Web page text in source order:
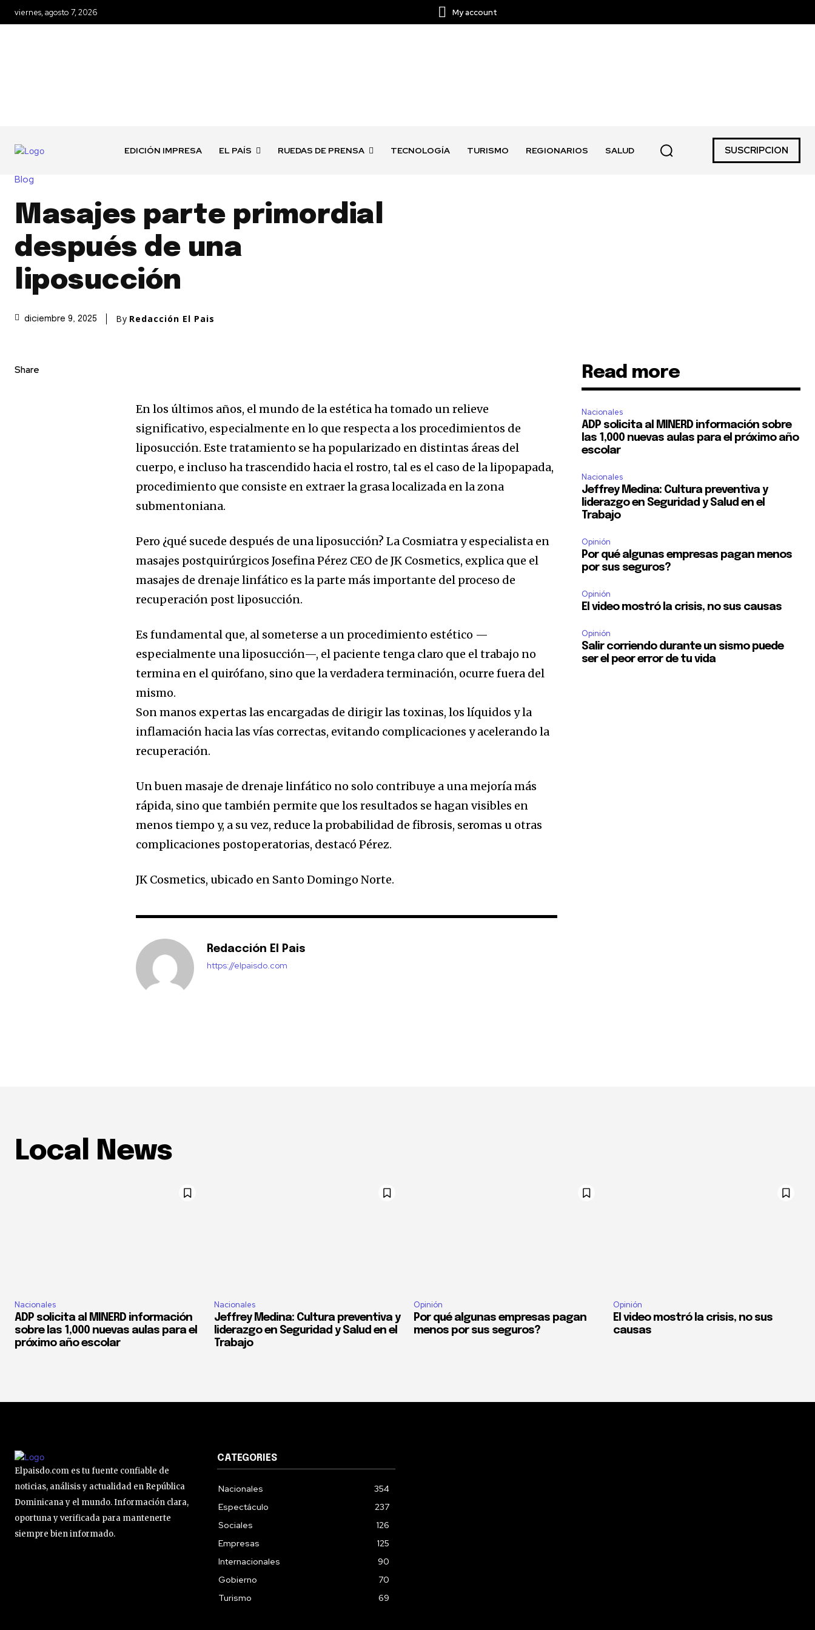
viernes, agosto 7, 2026 My account
EDICIÓN IMPRESA EL PAÍS RUEDAS DE PRENSA TECNOLOGÍA TURISMO REGIONARIOS SALUD SUSCRIPCION
Blog
Masajes parte primordial
después de una
liposucción
diciembre 9, 2025 By Redacción El Pais
Share
En los últimos años, el mundo de la estética ha tomado un relieve
significativo, especialmente en lo que respecta a los procedimientos de
liposucción. Este tratamiento se ha popularizado en distintas áreas del
cuerpo, e incluso ha trascendido hacia el rostro, tal es el caso de la lipopapada,
procedimiento que consiste en extraer la grasa localizada en la zona
submentoniana.
Pero ¿qué sucede después de una liposucción? La Cosmiatra y especialista en
masajes postquirúrgicos Josefina Pérez CEO de JK Cosmetics, explica que el
masajes de drenaje linfático es la parte más importante del proceso de
recuperación post liposucción.
Es fundamental que, al someterse a un procedimiento estético —
especialmente una liposucción—, el paciente tenga claro que el trabajo no
termina en el quirófano, sino que la verdadera terminación, ocurre fuera del
mismo.
Son manos expertas las encargadas de dirigir las toxinas, los líquidos y la
inflamación hacia las vías correctas, evitando complicaciones y acelerando la
recuperación.
Un buen masaje de drenaje linfático no solo contribuye a una mejoría más
rápida, sino que también permite que los resultados se hagan visibles en
menos tiempo y, a su vez, reduce la probabilidad de fibrosis, seromas u otras
complicaciones postoperatorias, destacó Pérez.
JK Cosmetics, ubicado en Santo Domingo Norte.
Redacción El Pais
https://elpaisdo.com
Read more
Nacionales
ADP solicita al MINERD información sobre
las 1,000 nuevas aulas para el próximo año
escolar
Nacionales
Jeffrey Medina: Cultura preventiva y
liderazgo en Seguridad y Salud en el
Trabajo
Opinión
Por qué algunas empresas pagan menos
por sus seguros?
Opinión
El video mostró la crisis, no sus causas
Opinión
Salir corriendo durante un sismo puede
ser el peor error de tu vida
Local News
Nacionales
ADP solicita al MINERD información
sobre las 1,000 nuevas aulas para el
próximo año escolar
Nacionales
Jeffrey Medina: Cultura preventiva y
liderazgo en Seguridad y Salud en el
Trabajo
Opinión
Por qué algunas empresas pagan
menos por sus seguros?
Opinión
El video mostró la crisis, no sus
causas
Elpaisdo.com es tu fuente confiable de
noticias, análisis y actualidad en República
Dominicana y el mundo. Información clara,
oportuna y verificada para mantenerte
siempre bien informado.
CATEGORIES
Nacionales
354
Espectáculo
237
Sociales
126
Empresas
125
Internacionales
90
Gobierno
70
Turismo
69